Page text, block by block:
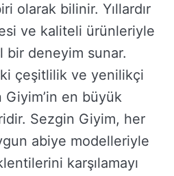
olarak bilinir. Yıllardır
ve kaliteli ürünleriyle
bir deneyim sunar.
çeşitlilik ve yenilikçi
Giyim’in en büyük
Sezgin Giyim, her
abiye modelleriyle
karşılamayı